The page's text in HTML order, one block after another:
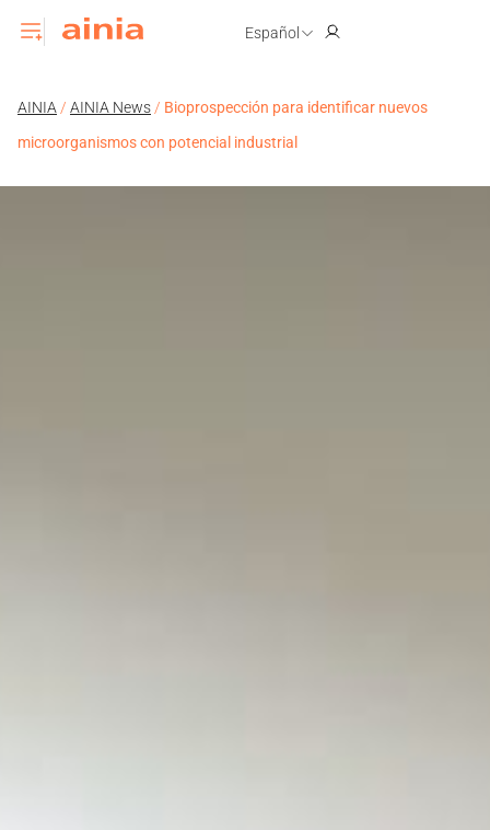
Español
AINIA / AINIA News / Bioprospección para identificar nuevos
microorganismos con potencial industrial